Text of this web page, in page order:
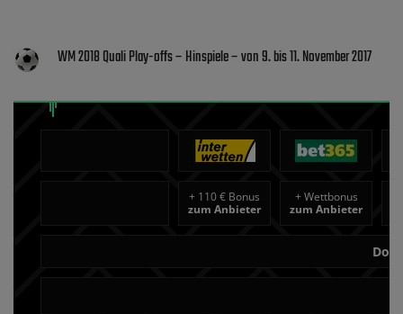
WM 2018 Quali Play-offs – Hinspiele – von 9. bis 11. November 2017
+ 110 € Bonus
zum Anbieter
+ Wettbonus
zum Anbieter